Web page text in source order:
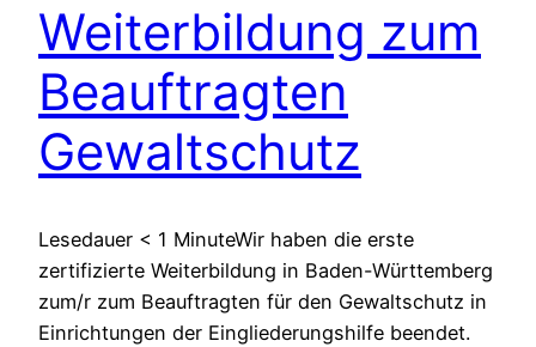
Weiterbildung zum
Beauftragten
Gewaltschutz
Lesedauer < 1 MinuteWir haben die erste
zertifizierte Weiterbildung in Baden-Württemberg
zum/r zum Beauftragten für den Gewaltschutz in
Einrichtungen der Eingliederungshilfe beendet.